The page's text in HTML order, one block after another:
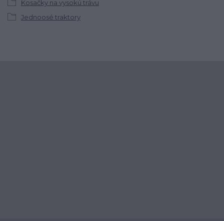
Kosačky na vysokú trávu
Jednoosé traktory